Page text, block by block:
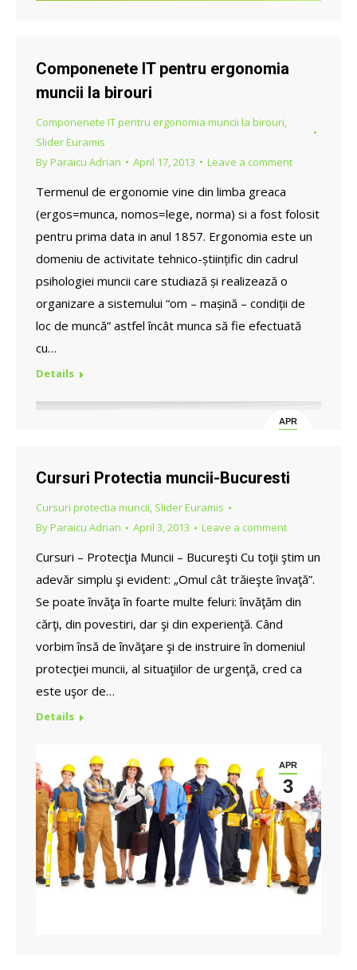
Componenete IT pentru ergonomia
muncii la birouri
Componenete IT pentru ergonomia muncii la birouri
Slider Euramis
ByParaicu Adrian April 17, 2013 Leave a comment
Termenul de ergonomie vine din limba greaca
(ergos=munca, nomos=lege, norma) si a fost folosit
pentru prima data in anul 1857. Ergonomia este un
domeniu de activitate tehnico-științific din cadrul
psihologiei muncii care studiază și realizează o
organizare a sistemului “om – mașină – condiții de
loc de muncă” astfel încât munca să fie efectuată
cu…
Details
APR
Cursuri Protectia muncii-Bucuresti
Cursuri protectia muncii, Slider Euramis
ByParaicu Adrian April 3, 2013 Leave a comment
Cursuri – Protecţia Muncii – Bucureşti Cu toţii ştim un
adevăr simplu şi evident: „Omul cât trăieşte învaţă”.
Se poate învăţa în foarte multe feluri: învăţăm din
cărţi, din povestiri, dar şi din experienţă. Când
vorbim însă de învăţare şi de instruire în domeniul
protecţiei muncii, al situaţiilor de urgenţă, cred ca
este uşor de…
Details
APR
3